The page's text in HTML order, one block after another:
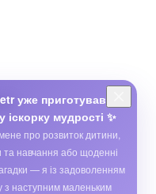
уже приготував
іскорку мудрості ✨
про розвиток дитини,
та навчання або щоденні
— я із задоволенням
з наступним маленьким